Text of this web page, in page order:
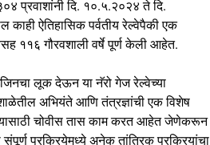
प्रवाशांनी दि. १०.५.२०२४ ते दि.
ऐतिहासिक पर्वतीय रेल्वेपैकी एक
११६ गौरवशाली वर्षे पूर्ण केली आहेत.
लूक देऊन या नॅरो गेज रेल्वेच्या
अभियंते आणि तंत्रज्ञांची एक विशेष
चोवीस तास काम करत आहेत जेणेकरून
प्रक्रियेमध्ये अनेक तांत्रिक प्रक्रियांचा